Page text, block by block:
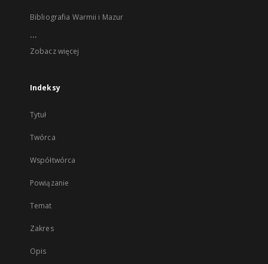
Bibliografia Warmii i Mazur
...
Zobacz więcej
Indeksy
Tytuł
Twórca
Współtwórca
Powiązanie
Temat
Zakres
Opis